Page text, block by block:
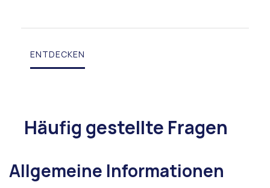
ENTDECKEN
Häufig gestellte Fragen
Allgemeine Informationen